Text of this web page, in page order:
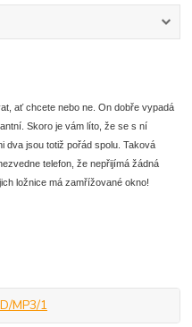
ať chcete nebo ne. On dobře vypadá
Skoro je vám líto, že se s ní
dva jsou totiž pořád spolu. Taková
telefon, že nepřijímá žádná
ložnice má zamřížované okno!
MP3/1